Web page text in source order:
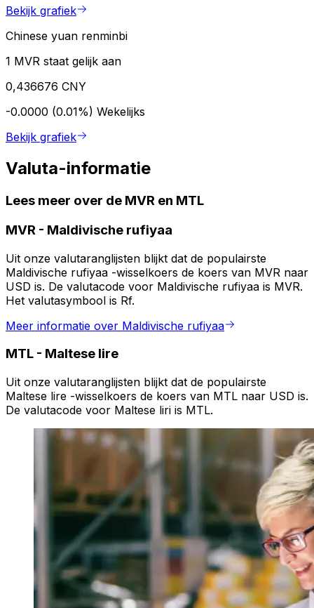
Bekijk grafiek
Chinese yuan renminbi
1 MVR staat gelijk aan
0,436676 CNY
-0.0000 (0.01%) Wekelijks
Bekijk grafiek
Valuta-informatie
Lees meer over de MVR en MTL
MVR - Maldivische rufiyaa
Uit onze valutaranglijsten blijkt dat de populairste
Maldivische rufiyaa -wisselkoers de koers van MVR naar
USD is. De valutacode voor Maldivische rufiyaa is MVR.
Het valutasymbool is Rf.
Meer informatie over Maldivische rufiyaa
MTL - Maltese lire
Uit onze valutaranglijsten blijkt dat de populairste
Maltese lire -wisselkoers de koers van MTL naar USD is.
De valutacode voor Maltese liri is MTL.